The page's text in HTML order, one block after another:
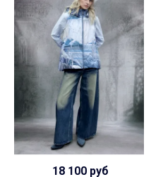
18 100 руб